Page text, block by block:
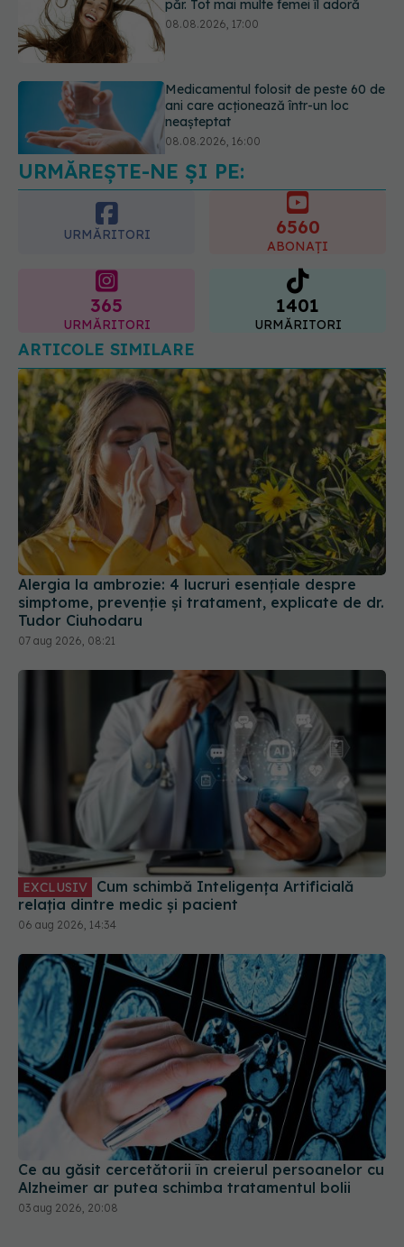
ani care acționează într-un loc
neașteptat
Transpirații nocturne: semnul ignorat
care poate ascunde probleme
serioase de sănătate
08.08.2026, 20:00
URMĂREȘTE-NE ȘI PE:
URMĂRITORI 6560
ABONAȚI
365
URMĂRITORI
1401
URMĂRITORI
ARTICOLE SIMILARE
Alergia la ambrozie: 4 lucruri esențiale despre
simptome, prevenție și tratament, explicate de dr.
Tudor Ciuhodaru
07 aug 2026, 08:21
EXCLUSIV
relația dintre medic și pacient
06 aug 2026, 14:34
Ce au găsit cercetătorii în creierul persoanelor cu
Alzheimer ar putea schimba tratamentul bolii
03 aug 2026, 20:08